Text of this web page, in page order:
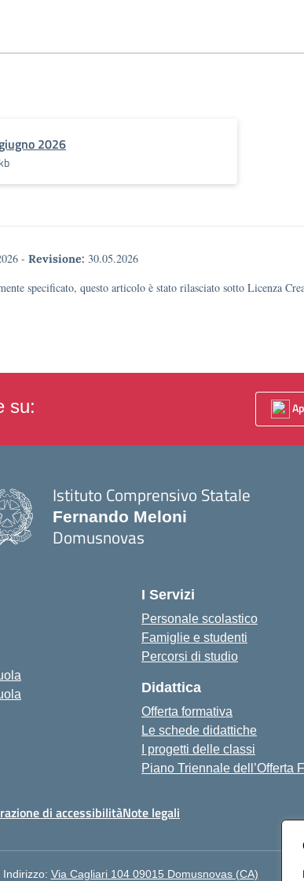
2026
- Revisione: 30.05.2026
specificato, questo articolo è stato rilasciato sotto Licenza
su:
Istituto Comprensivo Statale
Fernando Meloni
Domusnovas
I Servizi
Personale scolastico
Famiglie e studenti
Percorsi di studio
Didattica
Offerta formativa
Le schede didattiche
I progetti delle classi
Piano Triennale dell’Offerta
di accessibilitàNote legali
Indirizzo: Via Cagliari 104 09015 Domusnovas (CA)